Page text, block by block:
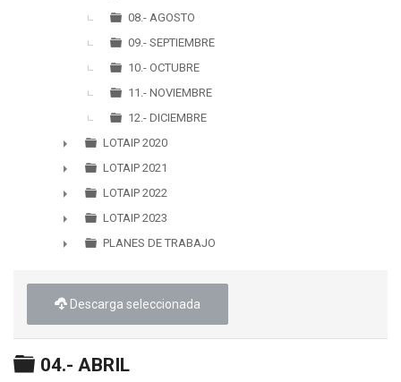
08.- AGOSTO
09.- SEPTIEMBRE
10.- OCTUBRE
11.- NOVIEMBRE
12.- DICIEMBRE
►
LOTAIP 2020
►
LOTAIP 2021
►
LOTAIP 2022
►
LOTAIP 2023
PLANES DE TRABAJO
Descarga seleccionada
Carpeta
04.- ABRIL